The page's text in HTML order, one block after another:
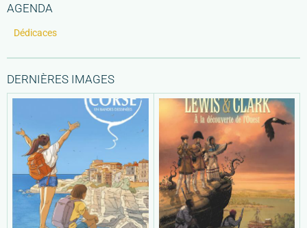
AGENDA
Dédicaces
DERNIÈRES IMAGES